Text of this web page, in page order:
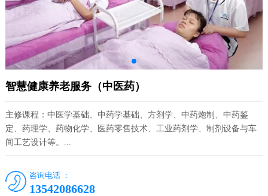
智慧健康养老服务（中医药）
主修课程：中医学基础、中药学基础、方剂学、中药炮制、中药鉴
定、药理学、药物化学、医药零售技术、工业药剂学、制剂设备与车
间工艺设计等。...
咨询电话 ：
13542086628